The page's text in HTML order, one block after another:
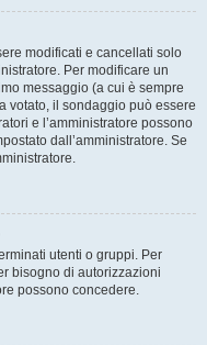
modificati e cancellati solo
Per modificare un
messaggio (a cui è sempre
votato, il sondaggio può essere
e l’amministratore possono
dall’amministratore. Se
utenti o gruppi. Per
bisogno di autorizzazioni
possono concedere.